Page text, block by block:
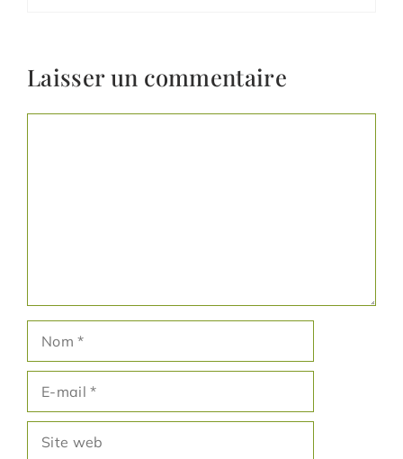
Laisser un commentaire
mail
web